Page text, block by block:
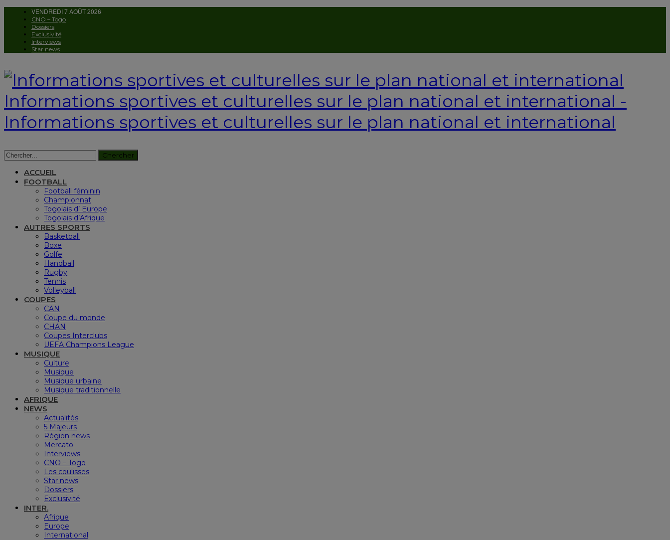
VENDREDI 7 AOÛT 2026
CNO – Togo
Dossiers
Exclusivité
Interviews
Star news
Informations sportives et culturelles sur le plan national et international -
Informations sportives et culturelles sur le plan national et international
ACCUEIL
FOOTBALL
Football féminin
Championnat
Togolais d’ Europe
Togolais d’Afrique
AUTRES SPORTS
Basketball
Boxe
Golfe
Handball
Rugby
Tennis
Volleyball
COUPES
CAN
Coupe du monde
CHAN
Coupes Interclubs
UEFA Champions League
MUSIQUE
Culture
Musique
Musique urbaine
Musique traditionnelle
AFRIQUE
NEWS
Actualités
5 Majeurs
Région news
Mercato
Interviews
CNO – Togo
Les coulisses
Star news
Dossiers
Exclusivité
INTER.
Afrique
Europe
International